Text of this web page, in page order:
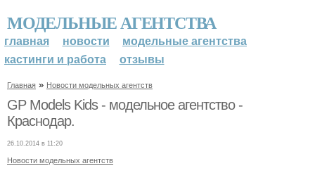
МОДЕЛЬНЫЕ АГЕНТСТВА
главная новости
модельные агентства
кастинги и работа
отзывы
Главная » Новости модельных агентств
GP Models Kids - модельное агентство -
Краснодар.
26.10.2014 в 11:20
Новости модельных агентств